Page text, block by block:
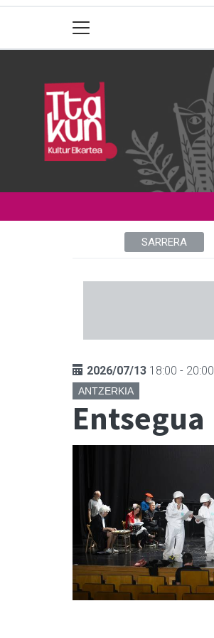
SARRERA
2026/07/13 18:00 - 20:00
ANTZERKIA
Entsegua